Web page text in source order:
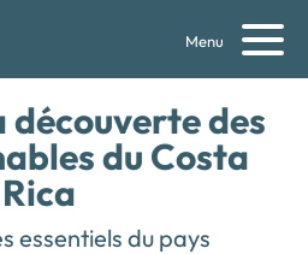
Menu
découverte des
du Costa
Rica
essentiels du pays